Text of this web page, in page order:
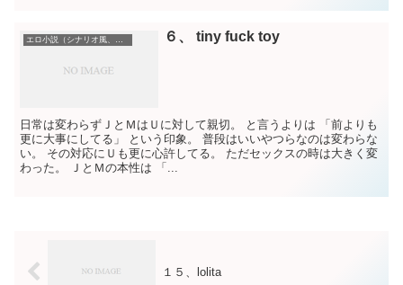
６、 tiny fuck toy
日常は変わらずＪとＭはＵに対して親切。 と言うよりは 「前よりも
更に大事にしてる」 という印象。 普段はいいやつらなのは変わらな
い。 その対応にＵも更に心許してる。 ただセックスの時は大きく変
わった。 ＪとＭの本性は 「...
１５、lolita